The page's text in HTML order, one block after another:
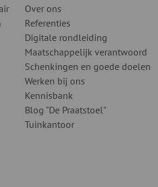
Over ons
Referenties
Digitale rondleiding
Maatschappelijk verantwoord
Schenkingen en goede doelen
Werken bij ons
Kennisbank
Blog "De Praatstoel"
Tuinkantoor